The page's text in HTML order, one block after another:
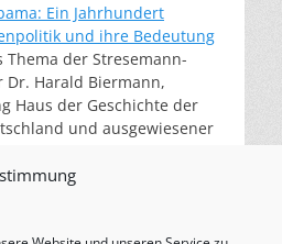
Ein Jahrhundert
und ihre Bedeutung
Thema der Stresemann-
Dr. Harald Biermann,
Haus der Geschichte der
und ausgewiesener
Rückblick von Präsident
Obama.